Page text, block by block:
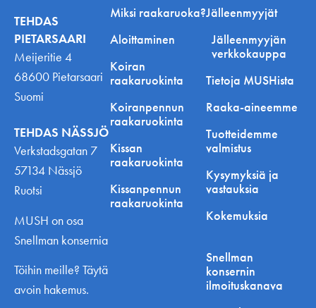
TEHDAS
PIETARSAARI
Meijeritie 4
68600 Pietarsaari
Suomi
TEHDAS NÄSSJÖ
Verkstadsgatan 7
57134 Nässjö
Ruotsi
MUSH on osa
Snellman konsernia
Töihin meille? Täytä
avoin hakemus.
Miksi raakaruoka?
Aloittaminen
Koiran
raakaruokinta
Koiranpennun
raakaruokinta
Kissan
raakaruokinta
Kissanpennun
raakaruokinta
Jälleenmyyjät
Jälleenmyyjän
verkkokauppa
Tietoja MUSHista
Raaka-aineemme
Tuotteidemme
valmistus
Kysymyksiä ja
vastauksia
Kokemuksia
Snellman
konsernin
ilmoituskanava